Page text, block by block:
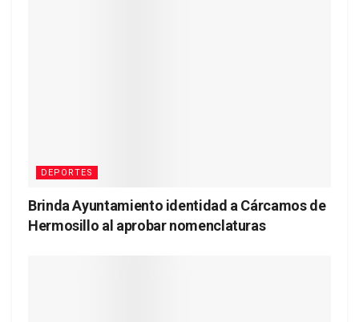
DEPORTES
Brinda Ayuntamiento identidad a Cárcamos de
Hermosillo al aprobar nomenclaturas